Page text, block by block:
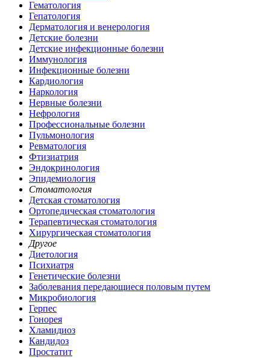
Гематология
Гепатология
Дерматология и венерология
Детские болезни
Детские инфекционные болезни
Иммунология
Инфекционные болезни
Кардиология
Наркология
Нервные болезни
Нефрология
Профессиональные болезни
Пульмонология
Ревматология
Фтизиатрия
Эндокринология
Эпидемиология
Стоматология
Детская стоматология
Ортопедическая стоматология
Терапевтическая стоматология
Хирургическая стоматология
Другое
Диетология
Психиатря
Генетические болезни
Заболевания передающиеся половым путем
Микробиология
Герпес
Гонорея
Хламидиоз
Кандидоз
Простатит